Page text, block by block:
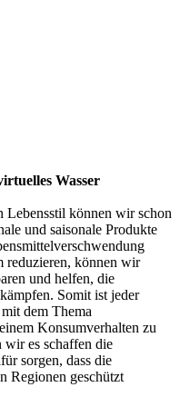
Wasser
Lebensstil können wir schon
und saisonale Produkte
reduzieren, können wir
und helfen, die
Somit ist jeder
dem Thema
Konsumverhalten zu
wir es schaffen die
sorgen, dass die
Regionen geschützt